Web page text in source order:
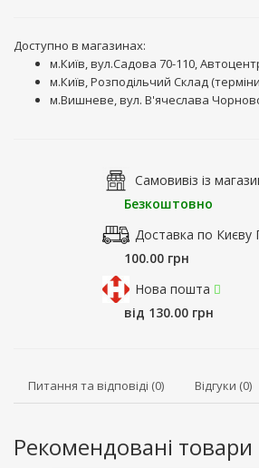
Доступно в магазинах:
м.Київ, вул.Садова 70-110,
м.Київ, Розподільчий Склад
м.Вишневе, вул. В'ячеслава
Самовивіз із
Безкоштовно
Доставка по Києву
100.00 грн
Нова пошта
від 130.00 грн
Питання та відповіді (0) Відгуки (0)
Рекомендовані товари